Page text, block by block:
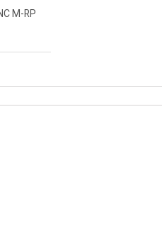
M-RP